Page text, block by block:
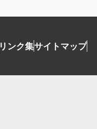
リンク集サイトマップ